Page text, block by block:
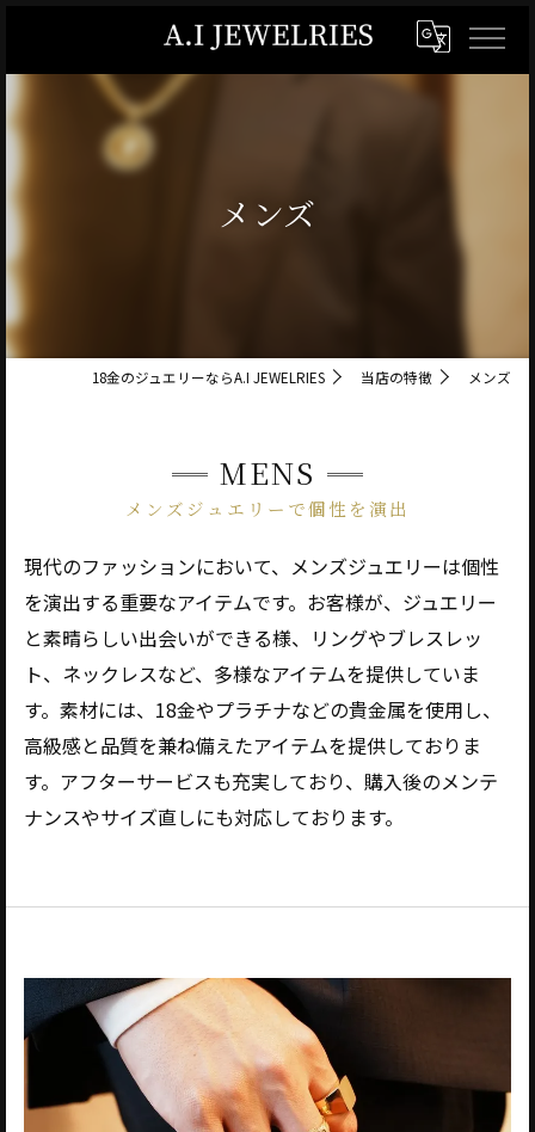
メンズ
18金のジュエリーならA.I JEWELRIES 当店の特徴 メンズ
メンズジュエリーで個性を演出
MENS
現代のファッションにおいて、メンズジュエリーは個性
を演出する重要なアイテムです。お客様が、ジュエリー
と素晴らしい出会いができる様、リングやブレスレッ
ト、ネックレスなど、多様なアイテムを提供していま
す。素材には、18金やプラチナなどの貴金属を使用し、
高級感と品質を兼ね備えたアイテムを提供しておりま
す。アフターサービスも充実しており、購入後のメンテ
ナンスやサイズ直しにも対応しております。